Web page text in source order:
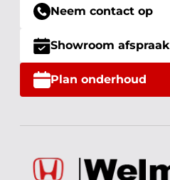
Neem contact op
Showroom afspraak
Plan onderhoud